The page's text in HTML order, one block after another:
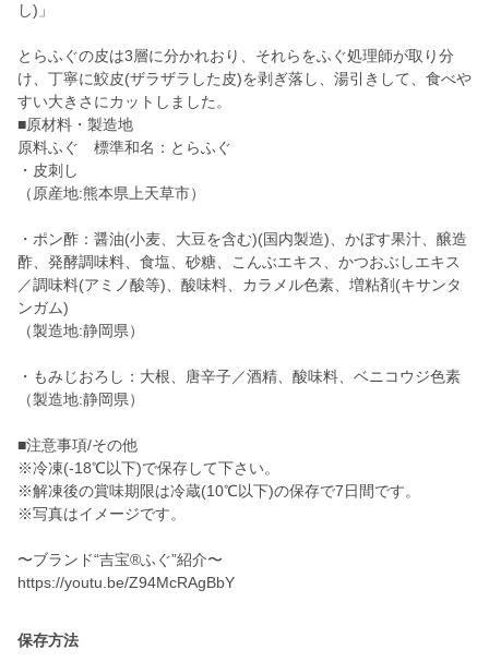
し)」
とらふぐの皮は3層に分かれおり、それらをふぐ処理師が取り分
け、丁寧に鮫皮(ザラザラした皮)を剥ぎ落し、湯引きして、食べや
すい大きさにカットしました。
■原材料・製造地
原料ふぐ 標準和名：とらふぐ
・皮刺し
（原産地:熊本県上天草市）
・ポン酢：醤油(小麦、大豆を含む)(国内製造)、かぼす果汁、醸造
酢、発酵調味料、食塩、砂糖、こんぶエキス、かつおぶしエキス
／調味料(アミノ酸等)、酸味料、カラメル色素、増粘剤(キサンタ
ンガム)
（製造地:静岡県）
・もみじおろし：大根、唐辛子／酒精、酸味料、ベニコウジ色素
（製造地:静岡県）
■注意事項/その他
※冷凍(-18℃以下)で保存して下さい。
※解凍後の賞味期限は冷蔵(10℃以下)の保存で7日間です。
※写真はイメージです。
〜ブランド“吉宝®ふぐ”紹介〜
https://youtu.be/Z94McRAgBbY
保存方法